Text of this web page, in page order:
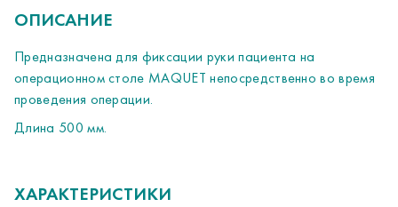
ОПИСАНИЕ
Предназначена для фиксации руки пациента на
операционном столе MAQUET непосредственно во время
проведения операции.
Длина 500 мм.
ХАРАКТЕРИСТИКИ